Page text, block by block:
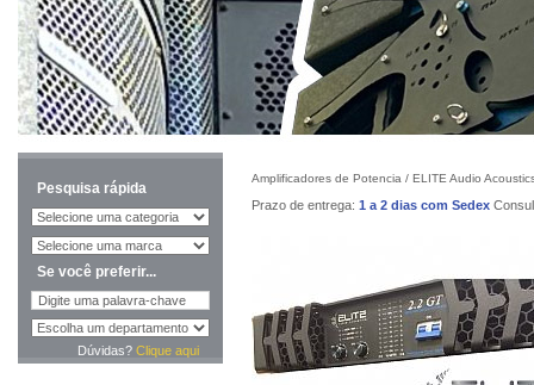
Pesquisa rápida
Se você preferir...
Dúvidas? Clique aqui
Amplificadores de Potencia / ELITE Audio
Prazo de entrega: 1 a 2 dias com Sedex